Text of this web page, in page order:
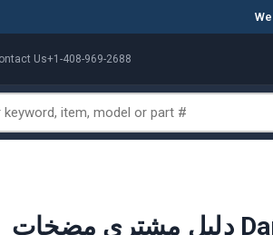
Us+1-408-969-2688